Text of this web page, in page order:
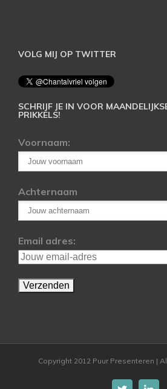
VOLG MIJ OP TWITTER
SCHRIJF JE IN VOOR
PRIKKELS!
Voornaam:
Achternaam
Email adres:
Copyright 2012 Puur Presenteren |